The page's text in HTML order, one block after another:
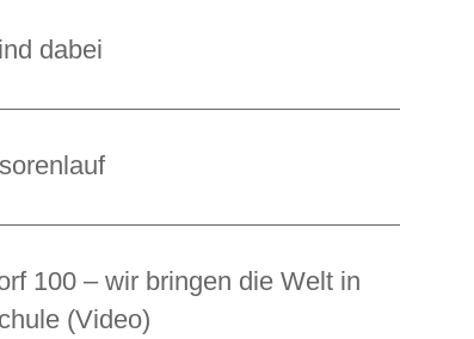
dabei
100 – wir bringen die Welt in
(Video)